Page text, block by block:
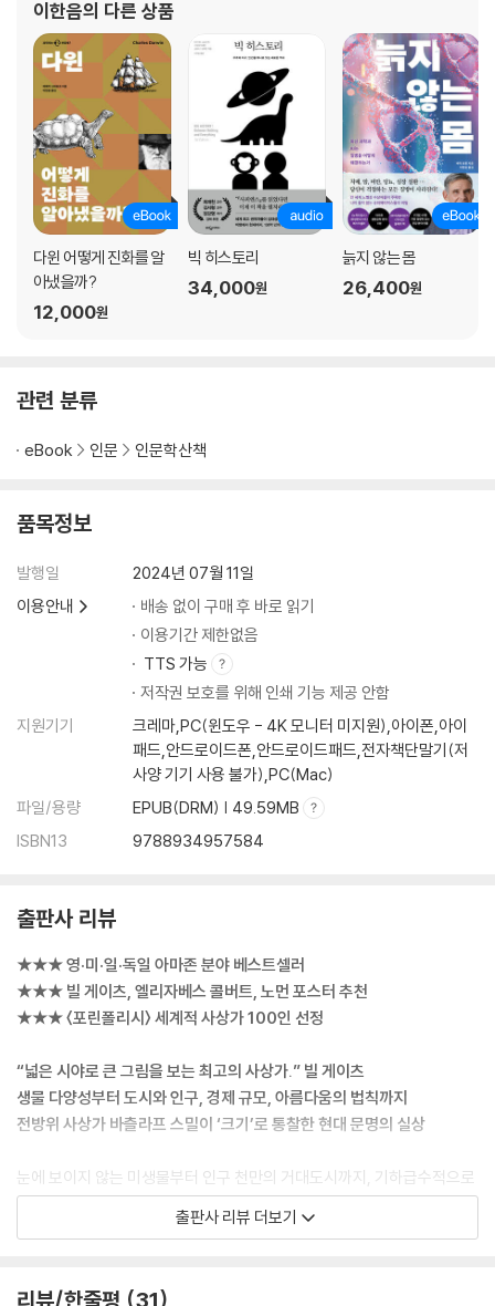
감사의 말
옮긴이의 말
참고 문헌과 주
찾아보기
리는 왜 잠을 자야 할까』, 『늦깎이
이한음의 다른 상품
다윈 어떻게 진화를 알
아냈을까?
12,000원
빅 히스토리
34,000원
늙지 않는 몸
26,400원
관련 분류
eBook 인문 인문학산책
품목정보
발행일
2024년 07월 11일
이용안내
배송 없이 구매 후 바로 읽기
이용기간 제한없음
TTS 가능
저작권 보호를 위해 인쇄 기능 제공 안함
지원기기
크레마,PC(윈도우 - 4K 모니터 미지원),아이폰,아이
패드,안드로이드폰,안드로이드패드,전자책단말기(저
사양 기기 사용 불가),PC(Mac)
파일/용량
EPUB(DRM) | 49.59MB
ISBN13
9788934957584
출판사 리뷰
★★★ 영·미·일·독일 아마존 분야 베스트셀러
★★★ 빌 게이츠, 엘리자베스 콜버트, 노먼 포스터 추천
★★★ 〈포린폴리시〉 세계적 사상가 100인 선정
“넓은 시야로 큰 그림을 보는 최고의 사상가.” 빌 게이츠
생물 다양성부터 도시와 인구, 경제 규모, 아름다움의 법칙까지
전방위 사상가 바츨라프 스밀이 ‘크기’로 통찰한 현대 문명의 실상
눈에 보이지 않는 미생물부터 인구 천만의 거대도시까지, 기하급수적으로
증가하는 정보량부터 국가의 연간 GDP까지, 우리는 물리적이고 개념적
인 ‘크기의 세계’에서 살아가고 있다. 그러나 알게 모르게 우리를 둘러싼 온
출판사 리뷰 더보기
리뷰/한줄평 31